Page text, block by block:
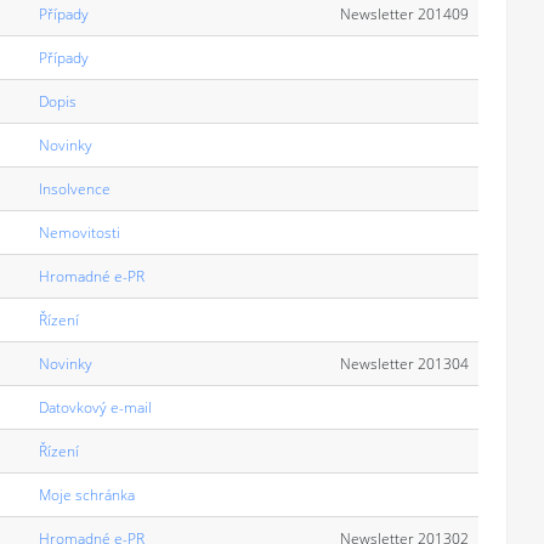
Případy Newsletter 201409
Případy
Dopis
Novinky
Insolvence
Nemovitosti
Hromadné e-PR
Řízení
Novinky Newsletter 201304
Datovkový e-mail
Řízení
Moje schránka
Hromadné e-PR Newsletter 201302